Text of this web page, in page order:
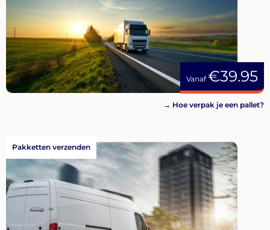
Vanaf€39.95
→ Hoe verpak je een pallet?
Pakketten verzenden